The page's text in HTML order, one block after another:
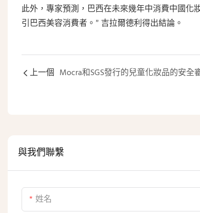
此外，專家預測，巴西在未來幾年中消費中國化
引巴西美容消費者。” 吉拉爾德利得出結論。
上一個 Mocra和SGS發行的兒童化妝品的安全
與我們聯繫
姓名